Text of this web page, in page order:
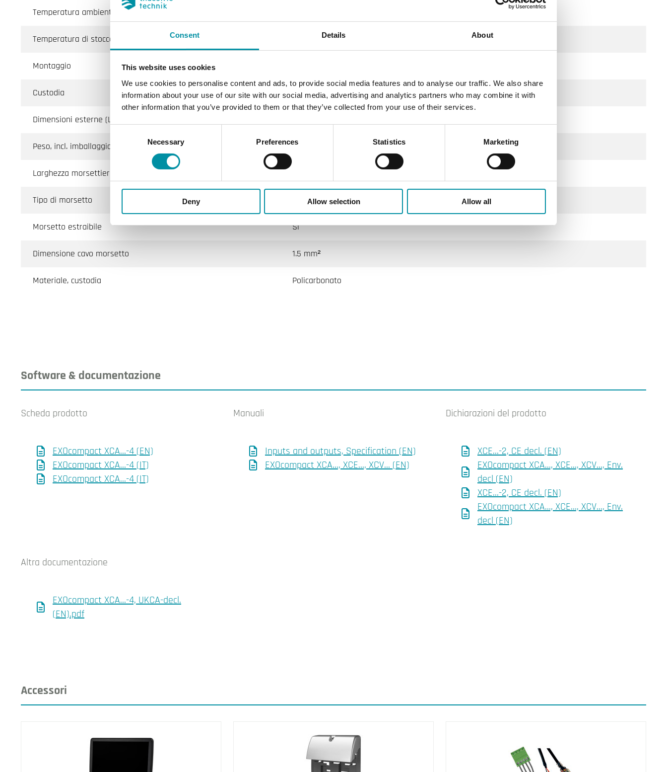
Consent Details About
This website uses cookies
We use cookies to personalise content and ads, to provide social media features and to analyse our traffic. We also share
information about your use of our site with our social media, advertising and analytics partners who may combine it with
other information that you’ve provided to them or that they’ve collected from your use of their services.
Necessary Preferences Statistics Marketing
Deny Allow selection Allow all
Temperatura ambiente
Temperatura di stoccaggio -20…70 °C
Montaggio
Custodia Euro Norm
Dimensioni esterne (LxAxP)
Peso, incl. imballaggio 0.4 kg
Larghezza morsettiera
Tipo di morsetto Morsetto a vite
Morsetto estraibile Si
Dimensione cavo morsetto 1.5 mm²
Materiale, custodia Policarbonato
Software & documentazione
Scheda prodotto
EXOcompact XCA…-4 (EN)
EXOcompact XCA…-4 (IT)
EXOcompact XCA…-4 (IT)
Manuali
Inputs and outputs, Specification (EN)
EXOcompact XCA…, XCE…, XCV… (EN)
Dichiarazioni del prodotto
XCE…-2, CE decl. (EN)
EXOcompact XCA…, XCE…, XCV…, Env.
decl (EN)
XCE…-2, CE decl. (EN)
EXOcompact XCA…, XCE…, XCV…, Env.
decl (EN)
Altra documentazione
EXOcompact XCA…-4, UKCA-decl.
(EN).pdf
Accessori